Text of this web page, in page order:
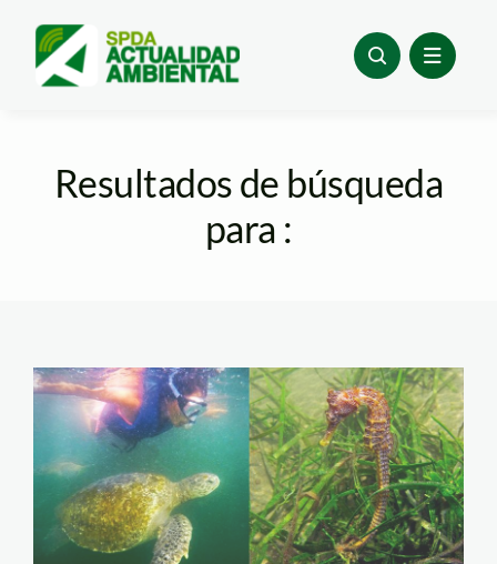
content
Resultados de búsqueda
para :
pacifico tropical – yuri
hooker